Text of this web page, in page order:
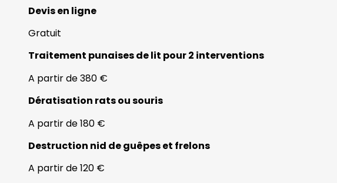
Devis en ligne
Gratuit
Traitement punaises de lit pour 2 interventions
A partir de 380 €
Dératisation rats ou souris
A partir de 180 €
Destruction nid de guêpes et frelons
A partir de 120 €